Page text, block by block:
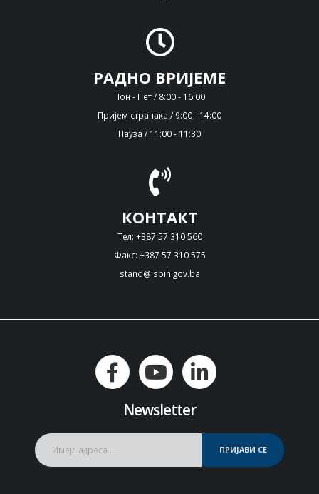
РАДНО ВРИЈЕМЕ
Пон - Пет / 8:00 - 16:00
Пријем странака / 9:00 - 14:00
Пауза / 11:00 - 11:30
КОНТАКТ
Тел: +387 57 310 560
Факс: +387 57 310 575
stand@isbih.gov.ba
Newsletter
ПРИЈАВИ СЕ